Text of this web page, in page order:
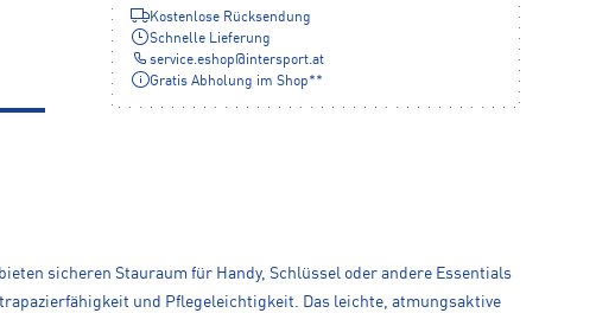
Kostenlose Rücksendung
Schnelle Lieferung
service.eshop@ intersport.at
Gratis Abholung im Shop**
sicheren Stauraum für Handy, Schlüssel oder andere Essentials
und Pflegeleichtigkeit. Das leichte, atmungsaktive